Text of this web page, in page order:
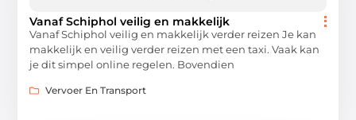
Vanaf Schiphol veilig en makkelijk
Vanaf Schiphol veilig en makkelijk verder reizen Je kan
makkelijk en veilig verder reizen met een taxi. Vaak kan
je dit simpel online regelen. Bovendien
Vervoer En Transport